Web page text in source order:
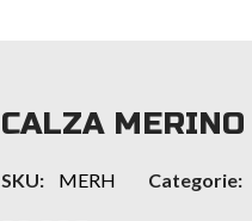
CALZA
SKU: MERH Categorie: